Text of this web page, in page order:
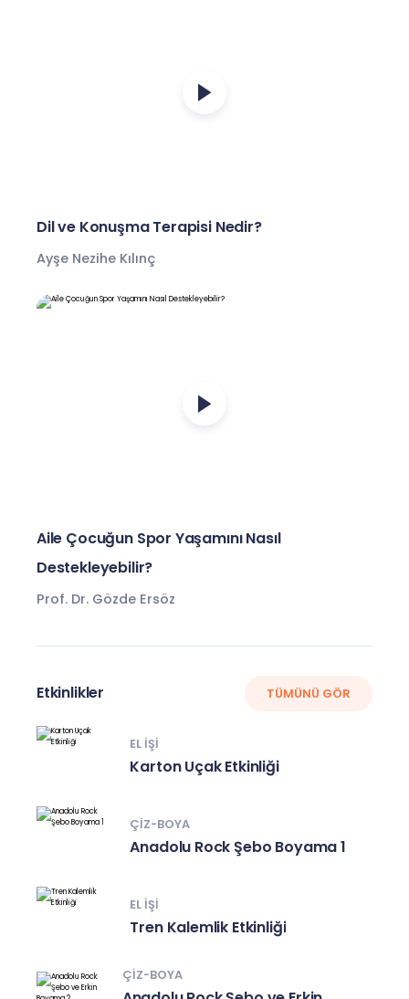
Dil ve Konuşma Terapisi Nedir?
Ayşe Nezihe Kılınç
Aile Çocuğun Spor Yaşamını Nasıl
Destekleyebilir?
Prof. Dr. Gözde Ersöz
Etkinlikler TÜMÜNÜ GÖR
EL IŞI
Karton Uçak Etkinliği
ÇIZ-BOYA
Anadolu Rock Şebo Boyama 1
EL IŞI
Tren Kalemlik Etkinliği
ÇIZ-BOYA